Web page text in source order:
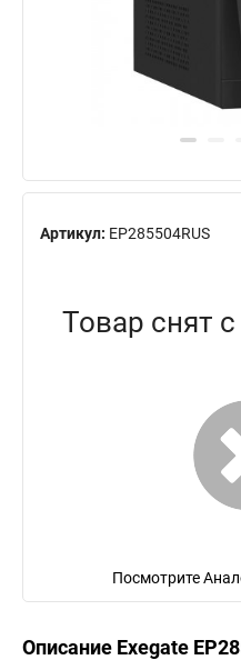
Артикул: EP285504RUS
Товар снят
Посмотрите
Описание Exegate